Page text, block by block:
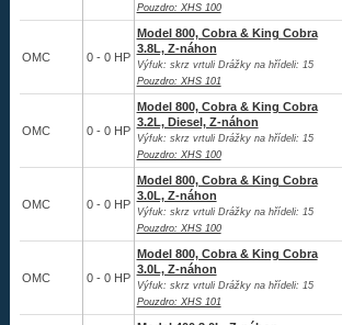
Pouzdro: XHS 100
OMC 0 - 0 HP
Model 800, Cobra & King Cobra
3.8L, Z-náhon
Výfuk: skrz vrtuli Drážky na hřídeli: 15
Pouzdro: XHS 101
OMC 0 - 0 HP
Model 800, Cobra & King Cobra
3.2L, Diesel, Z-náhon
Výfuk: skrz vrtuli Drážky na hřídeli: 15
Pouzdro: XHS 100
OMC 0 - 0 HP
Model 800, Cobra & King Cobra
3.0L, Z-náhon
Výfuk: skrz vrtuli Drážky na hřídeli: 15
Pouzdro: XHS 100
OMC 0 - 0 HP
Model 800, Cobra & King Cobra
3.0L, Z-náhon
Výfuk: skrz vrtuli Drážky na hřídeli: 15
Pouzdro: XHS 101